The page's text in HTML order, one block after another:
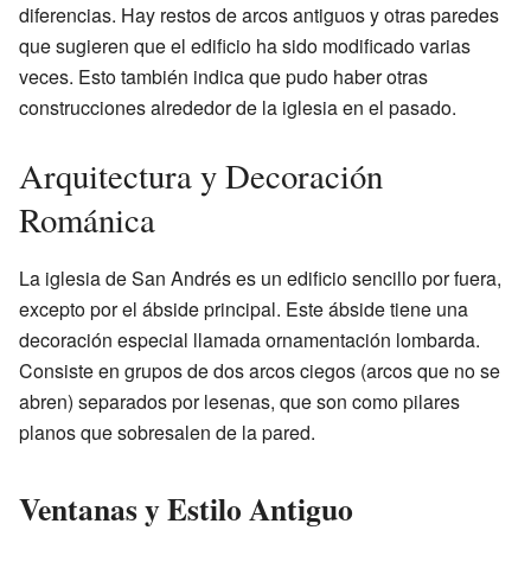
diferencias. Hay restos de arcos antiguos y otras paredes
que sugieren que el edificio ha sido modificado varias
veces. Esto también indica que pudo haber otras
construcciones alrededor de la iglesia en el pasado.
Arquitectura y Decoración
Románica
La iglesia de San Andrés es un edificio sencillo por fuera,
excepto por el ábside principal. Este ábside tiene una
decoración especial llamada ornamentación lombarda.
Consiste en grupos de dos arcos ciegos (arcos que no se
abren) separados por lesenas, que son como pilares
planos que sobresalen de la pared.
Ventanas y Estilo Antiguo